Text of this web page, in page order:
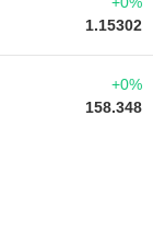
1.15302
+0%
158.348